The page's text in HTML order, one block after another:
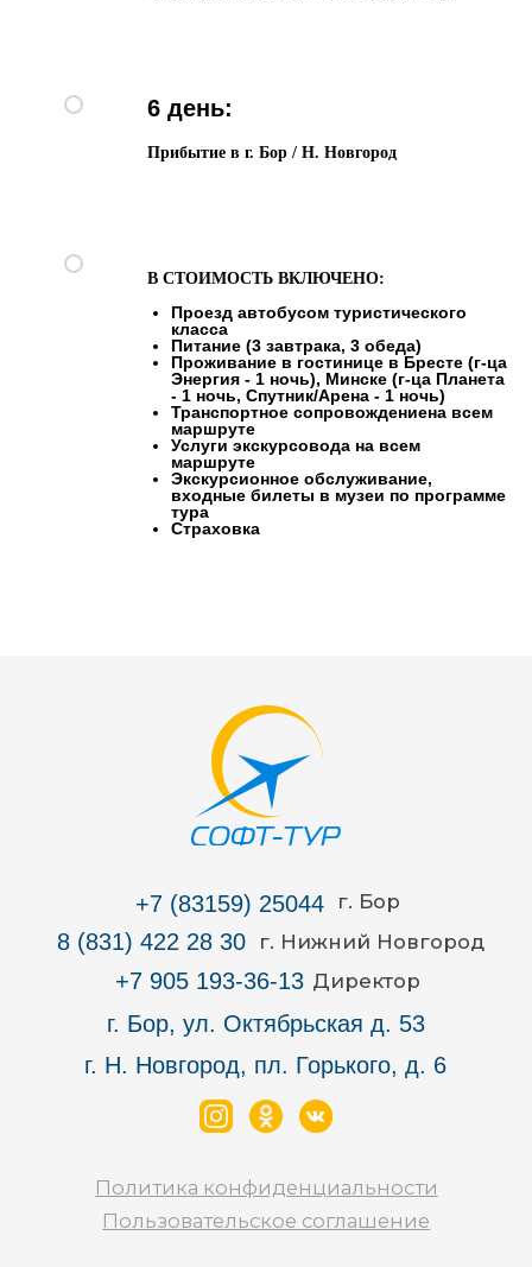
6 день:
Прибытие в г. Бор / Н. Новгород
В СТОИМОСТЬ ВКЛЮЧЕНО:
Проезд автобусом туристического
класса
Питание (3 завтрака, 3 обеда)
Проживание в гостинице в Бресте (г-ца
Энергия - 1 ночь), Минске (г-ца Планета
- 1 ночь, Спутник/Арена - 1 ночь)
Транспортное сопровождениена всем
маршруте
Услуги экскурсовода на всем
маршруте
Экскурсионное обслуживание,
входные билеты в музеи по программе
тура
Страховка